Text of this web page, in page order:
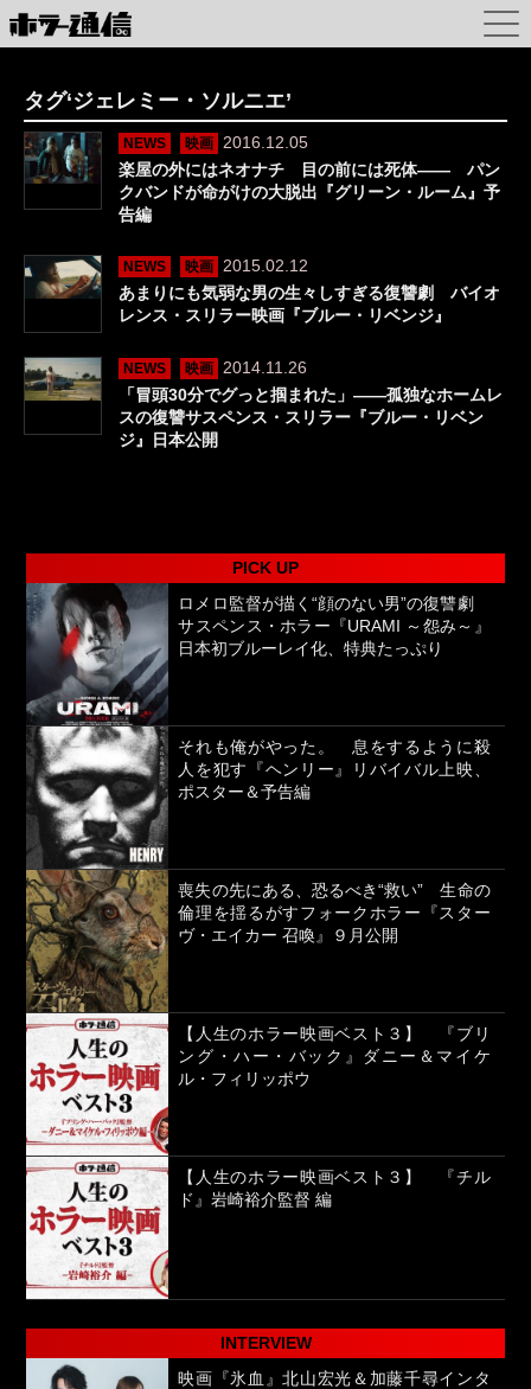
タグ‘ジェレミー・ソルニエ’
NEWS 映画
2016.12.05
楽屋の外にはネオナチ 目の前には死体―― パン
クバンドが命がけの大脱出『グリーン・ルーム』予
告編
NEWS 映画
2015.02.12
あまりにも気弱な男の生々しすぎる復讐劇 バイオ
レンス・スリラー映画『ブルー・リベンジ』
NEWS 映画
2014.11.26
「冒頭30分でグっと掴まれた」――孤独なホームレ
スの復讐サスペンス・スリラー『ブルー・リベン
ジ』日本公開
PICK UP
ロメロ監督が描く“顔のない男”の復讐劇
サスペンス・ホラー『URAMI ～怨み～』
日本初ブルーレイ化、特典たっぷり
それも俺がやった。 息をするように殺
人を犯す『ヘンリー』リバイバル上映、
ポスター＆予告編
喪失の先にある、恐るべき“救い” 生命の
倫理を揺るがすフォークホラー『スター
ヴ・エイカー 召喚』９月公開
【人生のホラー映画ベスト３】 『ブリ
ング・ハー・バック』ダニー＆マイケ
ル・フィリッポウ
【人生のホラー映画ベスト３】 『チル
ド』岩崎裕介監督 編
INTERVIEW
映画『氷血』北山宏光＆加藤千尋インタ